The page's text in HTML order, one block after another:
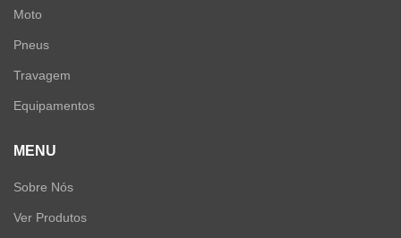
Moto
Pneus
Travagem
Equipamentos
MENU
Sobre Nós
Ver Produtos